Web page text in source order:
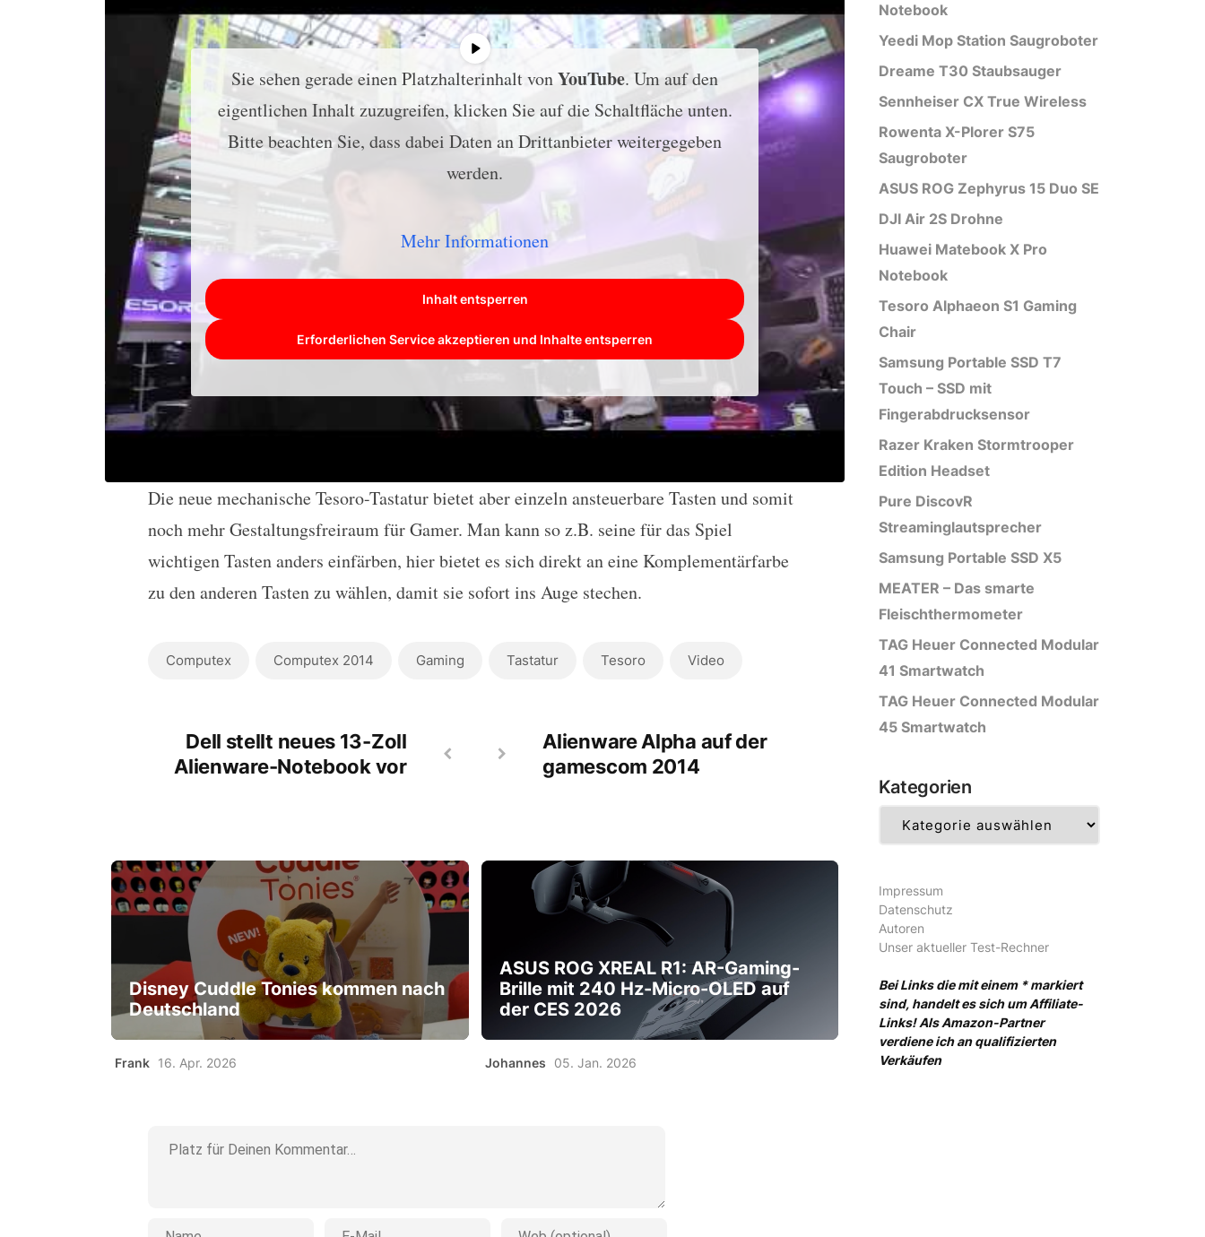
Sie sehen gerade einen Platzhalterinhalt vonYouTube. Um auf den
eigentlichen Inhalt zuzugreifen, klicken Sie auf die Schaltfläche unten.
Bitte beachten Sie, dass dabei Daten an Drittanbieter weitergegeben
werden.
Mehr Informationen
Inhalt entsperren
Erforderlichen Service akzeptieren und Inhalte entsperren
Die neue mechanische Tesoro-Tastatur bietet aber einzeln ansteuerbare Tasten und somit
noch mehr Gestaltungsfreiraum für Gamer. Man kann so z.B. seine für das Spiel
wichtigen Tasten anders einfärben, hier bietet es sich direkt an eine Komplementärfarbe
zu den anderen Tasten zu wählen, damit sie sofort ins Auge stechen.
Computex Computex 2014 Gaming Tastatur Tesoro Video
Dell stellt neues 13-Zoll
Alienware-Notebook vor
Alienware Alpha auf der
gamescom 2014
Disney Cuddle Tonies kommen nach
Deutschland
Frank 16. Apr. 2026
ASUS ROG XREAL R1: AR-Gaming-
Brille mit 240 Hz-Micro-OLED auf
der CES 2026
Johannes 05. Jan. 2026
Notebook
Yeedi Mop Station Saugroboter
Dreame T30 Staubsauger
Sennheiser CX True Wireless
Rowenta X-Plorer S75
Saugroboter
ASUS ROG Zephyrus 15 Duo SE
DJI Air 2S Drohne
Huawei Matebook X Pro
Notebook
Tesoro Alphaeon S1 Gaming
Chair
Samsung Portable SSD T7
Touch – SSD mit
Fingerabdrucksensor
Razer Kraken Stormtrooper
Edition Headset
Pure DiscovR
Streaminglautsprecher
Samsung Portable SSD X5
MEATER – Das smarte
Fleischthermometer
TAG Heuer Connected Modular
41 Smartwatch
TAG Heuer Connected Modular
45 Smartwatch
Kategorien
Impressum
Datenschutz
Autoren
Unser aktueller Test-Rechner
Bei Links die mit einem * markiert
sind, handelt es sich um Affiliate-
Links! Als Amazon-Partner
verdiene ich an qualifizierten
Verkäufen